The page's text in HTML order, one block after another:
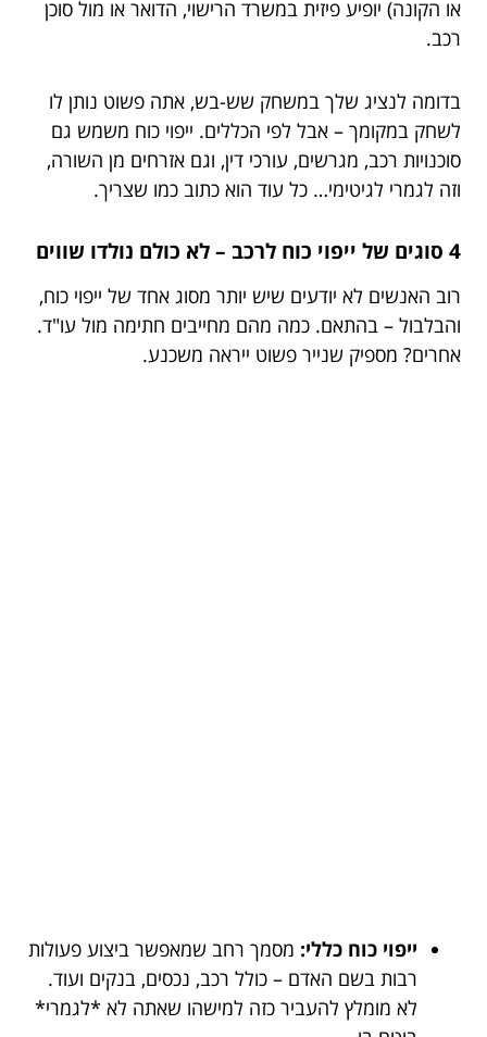
או הקונה) יופיע פיזית במשרד הרישוי, הדואר או מול סוכן
רכב.
בדומה לנציג שלך במשחק שש-בש, אתה פשוט נותן לו
לשחק במקומך – אבל לפי הכללים. ייפוי כוח משמש גם
סוכנויות רכב, מגרשים, עורכי דין, וגם אזרחים מן השורה,
וזה לגמרי לגיטימי… כל עוד הוא כתוב כמו שצריך.
4 סוגים של ייפוי כוח לרכב – לא כולם נולדו שווים
רוב האנשים לא יודעים שיש יותר מסוג אחד של ייפוי כוח,
והבלבול – בהתאם. כמה מהם מחייבים חתימה מול עו"ד.
אחרים? מספיק שנייר פשוט ייראה משכנע.
ייפוי כוח כללי: מסמך רחב שמאפשר ביצוע פעולות
רבות בשם האדם – כולל רכב, נכסים, בנקים ועוד.
לא מומלץ להעביר כזה למישהו שאתה לא *לגמרי*